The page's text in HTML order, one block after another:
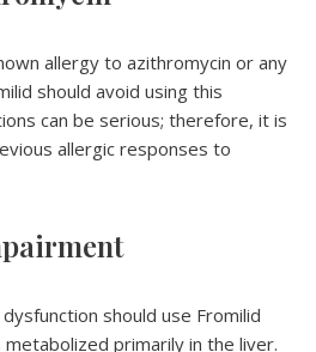
allergy to azithromycin or any
should avoid using this
can be serious; therefore, it is
allergic responses to
should use Fromilid
primarily in the liver.